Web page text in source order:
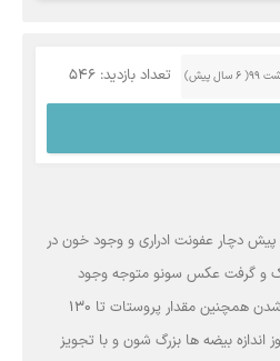
تعداد بازدید: 546
وقت پیش دچار عفونت ادراری و وجود خون در
و گرفت عکس سونو متوجه وجود
سنگ 30 میلی متری در مثانه شدن همچنین مقدار پروستات تا 130
بیضه ها بزرگ شون و با تجویز